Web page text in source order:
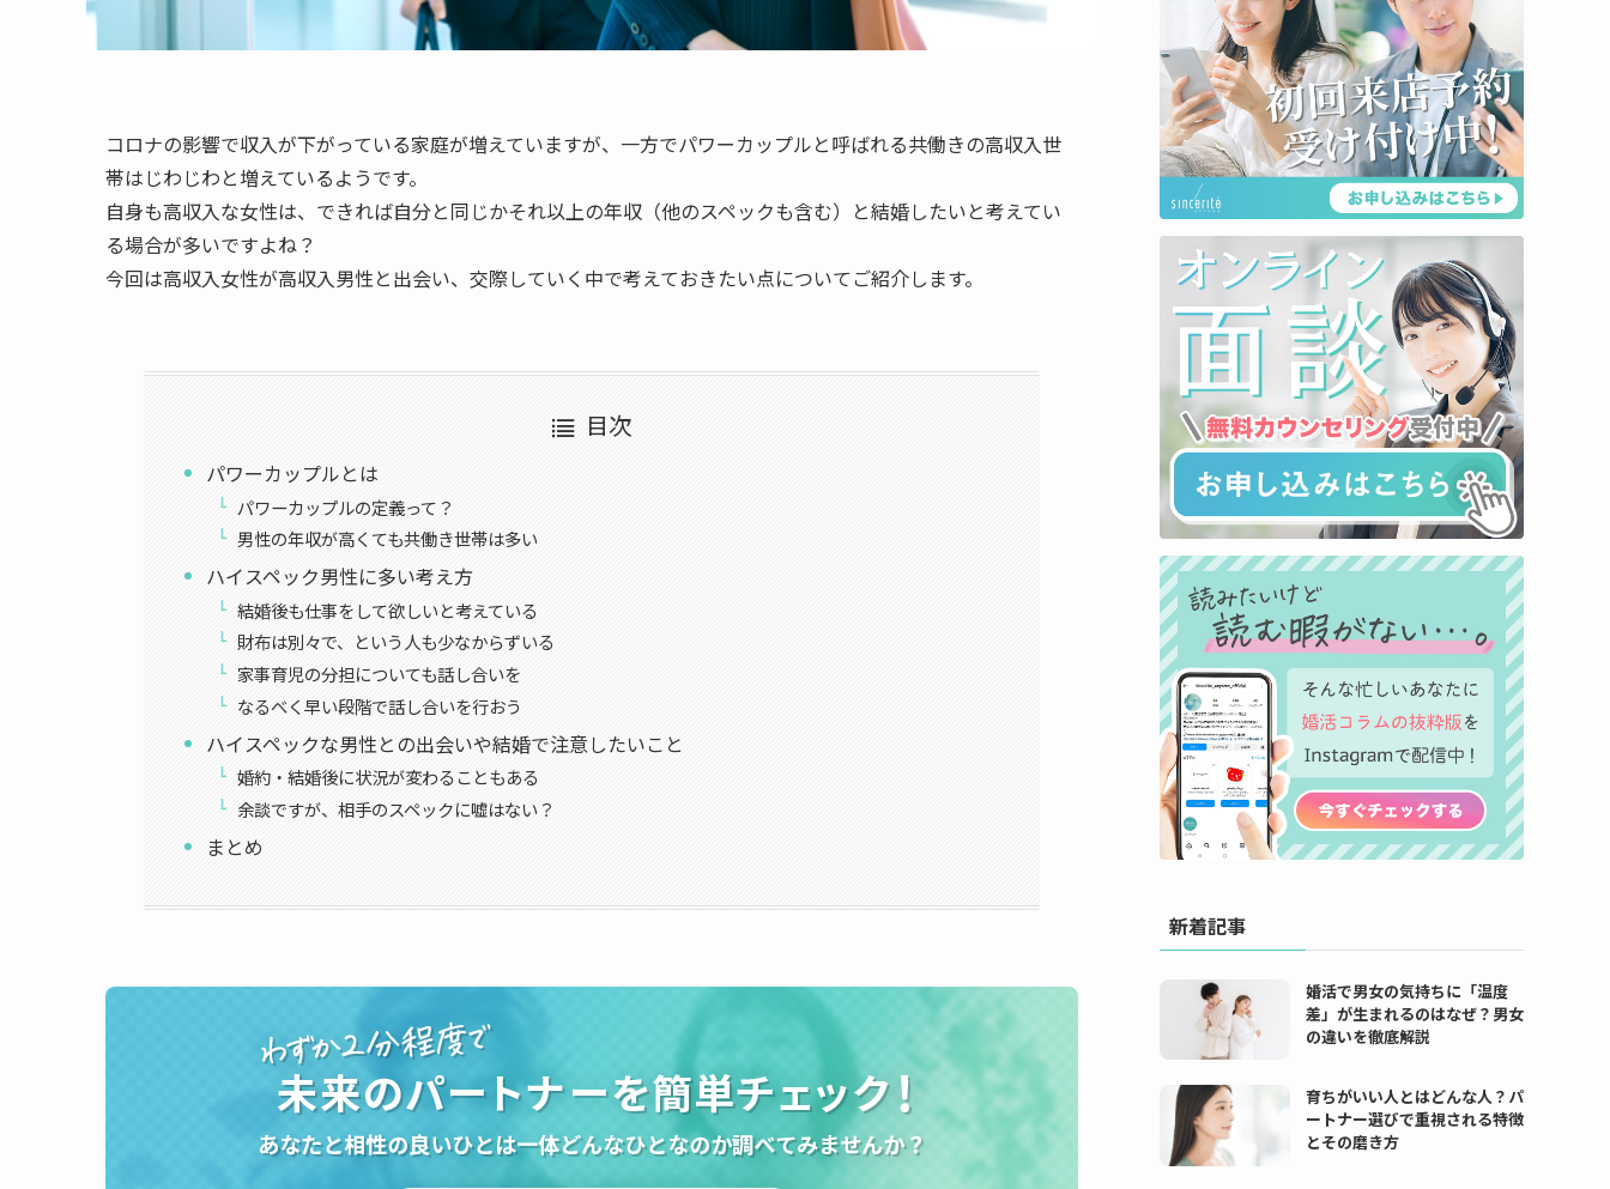
コロナの影響で収入が下がっている家庭が増えていますが、一方でパワーカップルと呼ばれる共働きの高収入世
帯はじわじわと増えているようです。
自身も高収入な女性は、できれば自分と同じかそれ以上の年収（他のスペックも含む）と結婚したいと考えてい
る場合が多いですよね？
今回は高収入女性が高収入男性と出会い、交際していく中で考えておきたい点についてご紹介します。
目次
パワーカップルとは
パワーカップルの定義って？
男性の年収が高くても共働き世帯は多い
ハイスペック男性に多い考え方
結婚後も仕事をして欲しいと考えている
財布は別々で、という人も少なからずいる
家事育児の分担についても話し合いを
なるべく早い段階で話し合いを行おう
ハイスペックな男性との出会いや結婚で注意したいこと
婚約・結婚後に状況が変わることもある
余談ですが、相手のスペックに嘘はない？
まとめ
新着記事
婚活で男女の気持ちに「温度
差」が生まれるのはなぜ？男女
の違いを徹底解説
育ちがいい人とはどんな人？パ
ートナー選びで重視される特徴
とその磨き方